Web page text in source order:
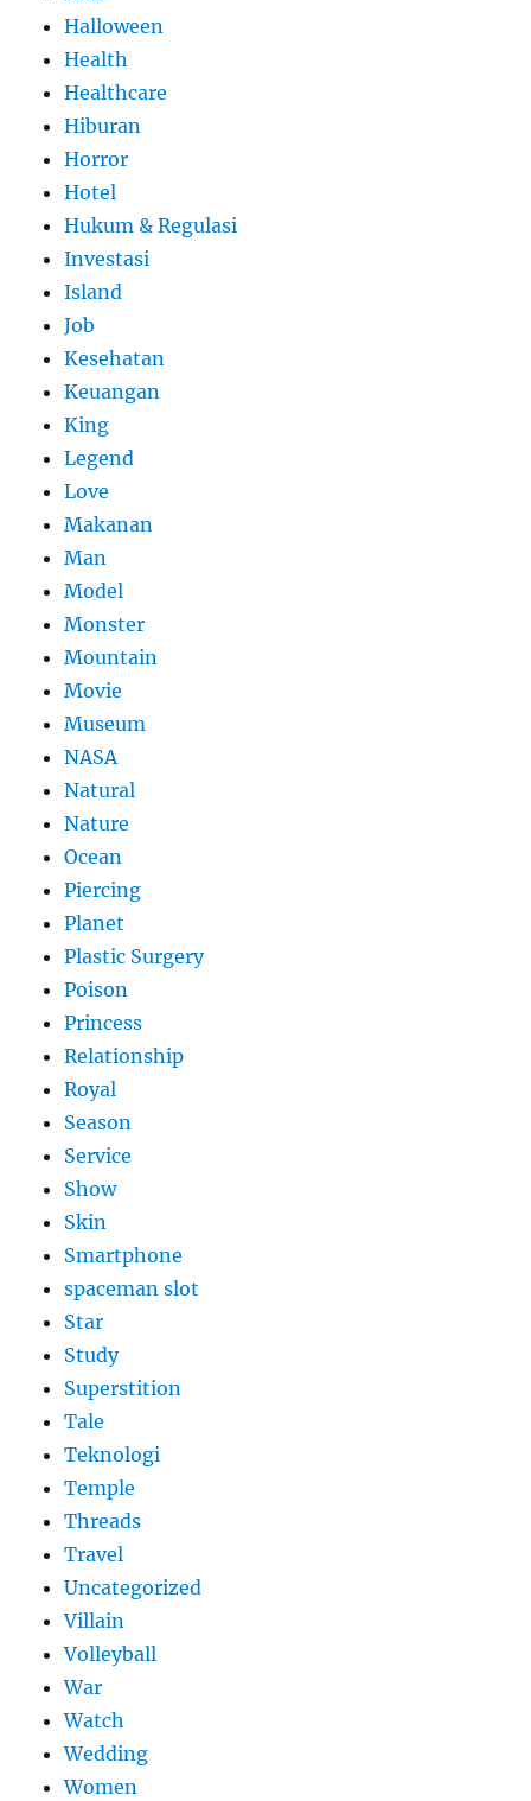
Halloween
Health
Healthcare
Hiburan
Horror
Hotel
Hukum & Regulasi
Investasi
Island
Job
Kesehatan
Keuangan
King
Legend
Love
Makanan
Man
Model
Monster
Mountain
Movie
Museum
NASA
Natural
Nature
Ocean
Piercing
Planet
Plastic Surgery
Poison
Princess
Relationship
Royal
Season
Service
Show
Skin
Smartphone
spaceman slot
Star
Study
Superstition
Tale
Teknologi
Temple
Threads
Travel
Uncategorized
Villain
Volleyball
War
Watch
Wedding
Women